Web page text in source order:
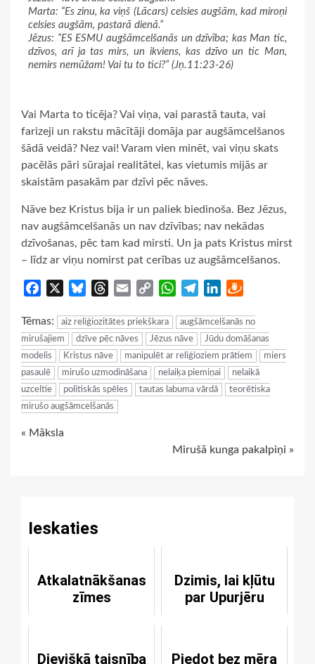
Marta: “Es zinu, ka viņš (Lācars) celsies augšām, kad miroņi
celsies augšām, pastarā dienā.”
Jēzus: “ES ESMU augšāmcelšanās un dzīvība; kas Man tic,
dzīvos, arī ja tas mirs, un ikviens, kas dzīvo un tic Man,
nemirs nemūžam! Vai tu to tici?” (Jņ.11:23-26)
Vai Marta to ticēja? Vai viņa, vai parastā tauta, vai
farizeji un rakstu mācītāji domāja par augšāmcelšanos
šādā veidā? Nez vai! Varam vien minēt, vai viņu skats
pacēlās pāri sūrajai realitātei, kas vietumis mijās ar
skaistām pasakām par dzīvi pēc nāves.
Nāve bez Kristus bija ir un paliek biedinoša. Bez Jēzus,
nav augšāmcelšanās un nav dzīvības; nav nekādas
dzīvošanas, pēc tam kad mirsti. Un ja pats Kristus mirst
– līdz ar viņu nomirst pat cerības uz augšāmcelšanos.
Facebook BlueskyThreads
Email
Copy
WhatsApp
TelegramLinkedIn
Tēmas: aiz reliģiozitātes priekškara
augšāmcelšanās no
mirušajiem
dzīve pēc nāves Jēzus nāve
Jūdu domāšanas
modelis
Kristus nāve manipulēt ar reliģioziem prātiem
miers
pasaulē
mirušo uzmodināšana nelaiķa piemiņai
nelaikā
uzceltie
politiskās spēles tautas labuma vārdā
teorētiska
mirušo augšāmcelšanās
Continue
« Māksla
Mirušā kunga pakalpiņi »
Ieskaties
Atkalatnākšanas
zīmes
Dzimis, lai kļūtu
par Upurjēru
Dievišķā taisnība Piedot bez mēra